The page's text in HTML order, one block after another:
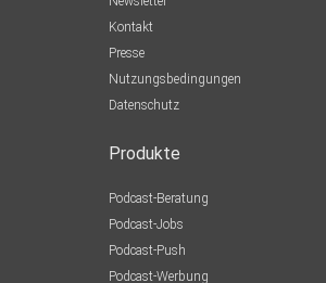
Kontakt
Presse
Nutzungsbedingungen
Datenschutz
Produkte
Podcast-Beratung
Podcast-Jobs
Podcast-Push
Podcast-Werbung